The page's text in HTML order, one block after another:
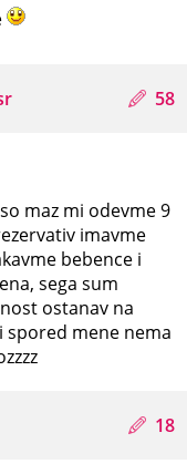
58
maz mi odevme 9
imavme
bebence i
sega sum
ostanav na
mene nema
18